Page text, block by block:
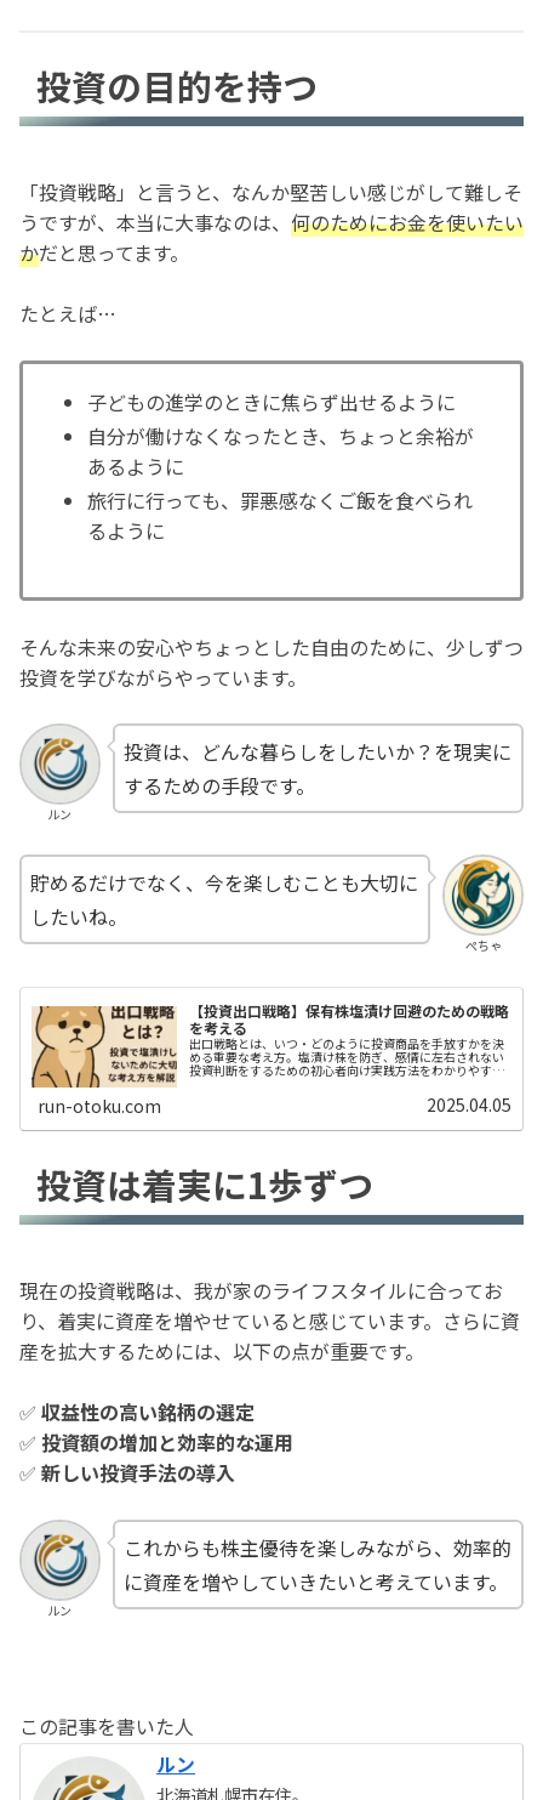
投資の目的を持つ
「投資戦略」と言うと、なんか堅苦しい感じがして難しそ
うですが、本当に大事なのは、 何のためにお金を使いたい
かだと思ってます。
たとえば…
子どもの進学のときに焦らず出せるように
自分が働けなくなったとき、ちょっと余裕が
あるように
旅行に行っても、罪悪感なくご飯を食べられ
るように
そんな未来の安心やちょっとした自由のために、少しずつ
投資を学びながらやっています。
ルン
投資は、どんな暮らしをしたいか？を現実に
するための手段です。
ぺちゃ
貯めるだけでなく、今を楽しむことも大切に
したいね。
【投資出口戦略】保有株塩漬け回避のための戦略
を考える
出口戦略とは、いつ・どのように投資商品を手放すかを決
める重要な考え方。塩漬け株を防ぎ、感情に左右されない
投資判断をするための初心者向け実践方法をわかりやすく
run-otoku.com 2025.04.05
投資は着実に1歩ずつ
現在の投資戦略は、我が家のライフスタイルに合ってお
り、着実に資産を増やせていると感じています。さらに資
産を拡大するためには、以下の点が重要です。
✅ 収益性の高い銘柄の選定
✅ 投資額の増加と効率的な運用
✅ 新しい投資手法の導入
ルン
これからも株主優待を楽しみながら、効率的
に資産を増やしていきたいと考えています。
この記事を書いた人
ルン
北海道札幌市在住。